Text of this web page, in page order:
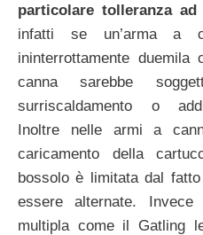
particolare tolleranza
infatti se un’arma a
ininterrottamente
canna sarebbe
surriscaldamento o
Inoltre nelle armi a
caricamento della
bossolo è limitata dal
essere alternate.
multipla come il Gatling